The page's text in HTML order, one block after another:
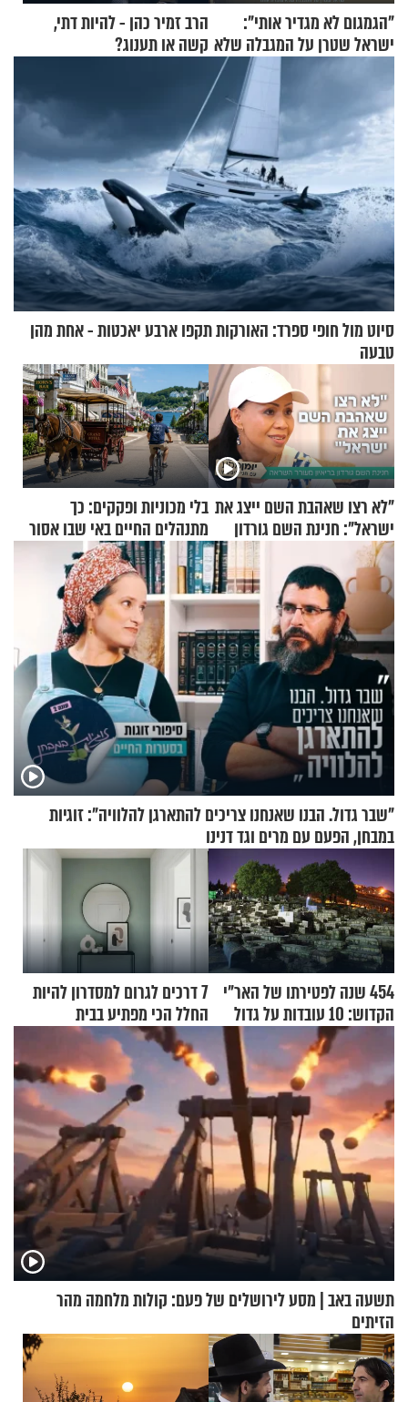
"הגמגום לא מגדיר אותי":
ישראל שטרן על המגבלה שלא
עוצרת אותו
הרב זמיר כהן - להיות דתי,
קשה או תענוג?
סיוט מול חופי ספרד: האורקות תקפו ארבע יאכטות - אחת מהן
טבעה
"לא רצו שאהבת השם ייצג את
ישראל": חנינת השם גורדון
בריאיון מעורר השראה
בלי מכוניות ופקקים: כך
מתנהלים החיים באי שבו אסור
לנהוג כבר יותר מ-120 שנה
"שבר גדול. הבנו שאנחנו צריכים להתארגן להלוויה": זוגיות
במבחן, הפעם עם מרים וגד דנינו
454 שנה לפטירתו של האר"י
הקדוש: 10 עובדות על גדול
מקובלי צפת
7 דרכים לגרום למסדרון להיות
החלל הכי מפתיע בבית
תשעה באב | מסע לירושלים של פעם: קולות מלחמה מהר
הזיתים